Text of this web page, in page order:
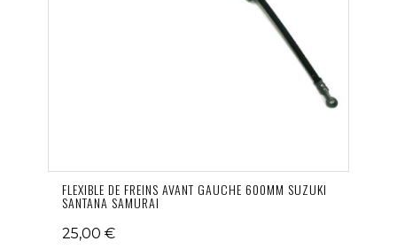
FLEXIBLE DE FREINS AVANT GAUCHE 600MM SUZUKI
SANTANA SAMURAI
25,00 €